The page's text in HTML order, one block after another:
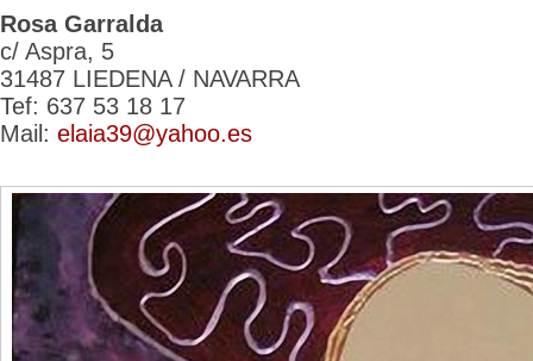
Rosa Garralda
c/ Aspra, 5
31487 LIEDENA / NAVARRA
Tef: 637 53 18 17
Mail: elaia39@yahoo.es